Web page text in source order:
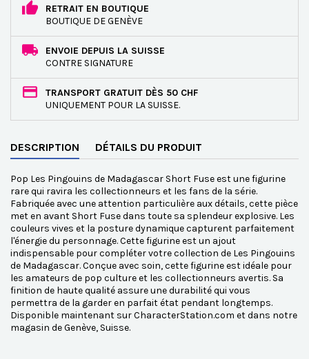
RETRAIT EN BOUTIQUE
BOUTIQUE DE GENÈVE
ENVOIE DEPUIS LA SUISSE
CONTRE SIGNATURE
TRANSPORT GRATUIT DÈS 50 CHF
UNIQUEMENT POUR LA SUISSE.
DESCRIPTION DÉTAILS DU PRODUIT
Pop Les Pingouins de Madagascar Short Fuse est une figurine
rare qui ravira les collectionneurs et les fans de la série.
Fabriquée avec une attention particulière aux détails, cette pièce
met en avant Short Fuse dans toute sa splendeur explosive. Les
couleurs vives et la posture dynamique capturent parfaitement
l'énergie du personnage. Cette figurine est un ajout
indispensable pour compléter votre collection de Les Pingouins
de Madagascar. Conçue avec soin, cette figurine est idéale pour
les amateurs de pop culture et les collectionneurs avertis. Sa
finition de haute qualité assure une durabilité qui vous
permettra de la garder en parfait état pendant longtemps.
Disponible maintenant sur CharacterStation.com et dans notre
magasin de Genève, Suisse.